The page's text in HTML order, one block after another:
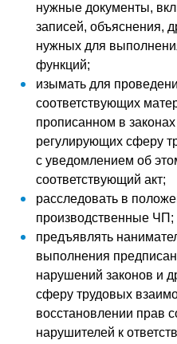
нужные документы,
записей, объяснения,
нужных для
функций;
изымать для
соответствующих
прописанном в законах
регулирующих сферу
с уведомлением об
соответствующий акт;
расследовать в
производственные ЧП;
предъявлять
выполнения
нарушений законов и
сферу трудовых
восстановлении прав
нарушителей к